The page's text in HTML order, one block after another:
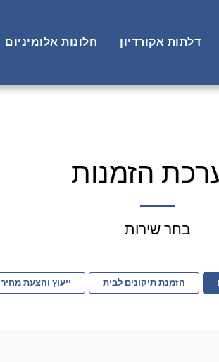
דלתות אקורדיון חלונות אלומיניום
הזמנות
בחר שירות
הזמנת תיקונים לבית ייעוץ והצעת מחיר